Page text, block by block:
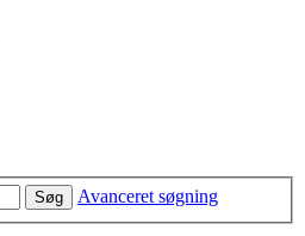
Søg Avanceret søgning